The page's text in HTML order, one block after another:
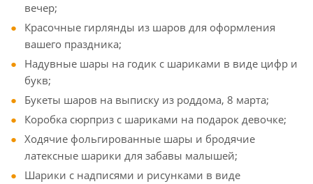
вечер;
Красочные гирлянды из шаров для оформления
вашего праздника;
Надувные шары на годик с шариками в виде цифр и
букв;
Букеты шаров на выписку из роддома, 8 марта;
Коробка сюрприз с шариками на подарок девочке;
Ходячие фольгированные шары и бродячие
латексные шарики для забавы малышей;
Шарики с надписями и рисунками в виде